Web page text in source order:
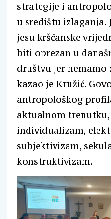
strategije i
u središtu izlaganja.
jesu kršćanske
biti oprezan u
društvu jer nemamo
kazao je Kružić.
antropološkog
aktualnom
individualizam,
subjektivizam,
konstruktivizam.